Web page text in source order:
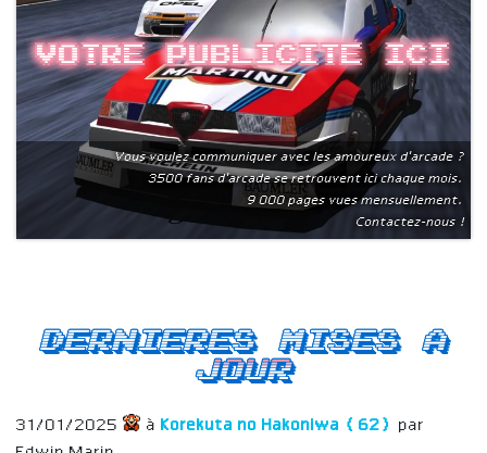
Votre publicite ici
Vous voulez communiquer avec les amoureux d'arcade ?
3500 fans d'arcade se retrouvent ici chaque mois.
9 000 pages vues mensuellement.
Contactez-nous !
Dernieres mises a
jour
31/01/2025 à Korekuta no Hakoniwa (62)
par